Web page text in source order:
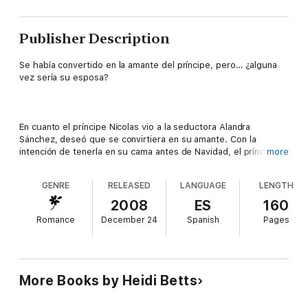
Publisher Description
Se había convertido en la amante del príncipe, pero… ¿alguna
vez sería su esposa?
En cuanto el príncipe Nicolas vio a la seductora Alandra
Sánchez, deseó que se convirtiera en su amante. Con la
intención de tenerla en su cama antes de Navidad, el príncipe la
tratarla como a una reina.
Pronto su pasión despertó también el deseo de Alandra, pero,
¿lo abandonaría cuando descubriera que estaba a punto de
embarcarse en un matrimonio sin amor?
more
GENRE
Romance
RELEASED
2008
December 24
LANGUAGE
ES
Spanish
LENGTH
160
Pages
More Books by Heidi Betts